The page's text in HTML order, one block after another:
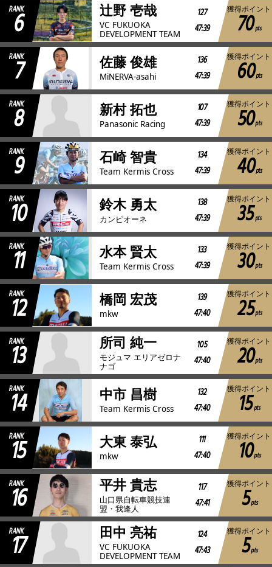
RANK
6 辻野 壱哉
VC FUKUOKA
DEVELOPMENT TEAM
127
47:39
獲得ポイント
70 pts
RANK
7 佐藤 俊雄
MiNERVA-asahi
136
47:39
獲得ポイント
60pts
RANK
8 新村 拓也
Panasonic Racing
107
47:39
獲得ポイント
50pts
RANK
9 石崎 智貴
Team Kermis Cross
134
47:39
獲得ポイント
40pts
RANK
10 鈴木 勇太
カンピオーネ
138
47:39
獲得ポイント
35 pts
RANK
11 水本 賢太
Team Kermis Cross
133
47:39
獲得ポイント
30pts
RANK
12 橋岡 宏茂
mkw
139
47:40
獲得ポイント
25pts
RANK
13 所司 純一
モジュマ エリアゼロナ
ナゴ
105
47:40
獲得ポイント
20pts
RANK
14 中市 昌樹
Team Kermis Cross
132
47:40
獲得ポイント
15pts
RANK
15 大東 泰弘
mkw
111
47:40
獲得ポイント
10pts
RANK
16 平井 貴志
山口県自転車競技連
盟・我逢人
117
47:41
獲得ポイント
5pts
RANK
17 田中 亮祐
VC FUKUOKA
DEVELOPMENT TEAM
124
47:43
獲得ポイント
5pts